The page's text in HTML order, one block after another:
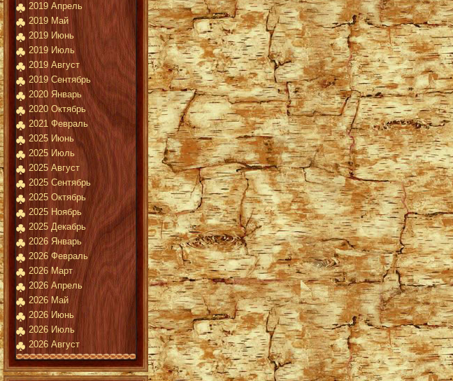
2019 Апрель
2019 Май
2019 Июнь
2019 Июль
2019 Август
2019 Сентябрь
2020 Январь
2020 Октябрь
2021 Февраль
2025 Июнь
2025 Июль
2025 Август
2025 Сентябрь
2025 Октябрь
2025 Ноябрь
2025 Декабрь
2026 Январь
2026 Февраль
2026 Март
2026 Апрель
2026 Май
2026 Июнь
2026 Июль
2026 Август